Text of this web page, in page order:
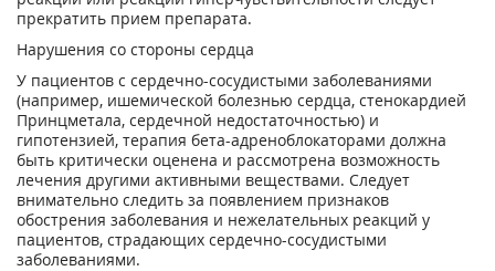
прекратить прием препарата.
Нарушения со стороны сердца
У пациентов с сердечно-сосудистыми заболеваниями
(например, ишемической болезнью сердца, стенокардией
Принцметала, сердечной недостаточностью) и
гипотензией, терапия бета-адреноблокаторами должна
быть критически оценена и рассмотрена возможность
лечения другими активными веществами. Следует
внимательно следить за появлением признаков
обострения заболевания и нежелательных реакций у
пациентов, страдающих сердечно-сосудистыми
заболеваниями.